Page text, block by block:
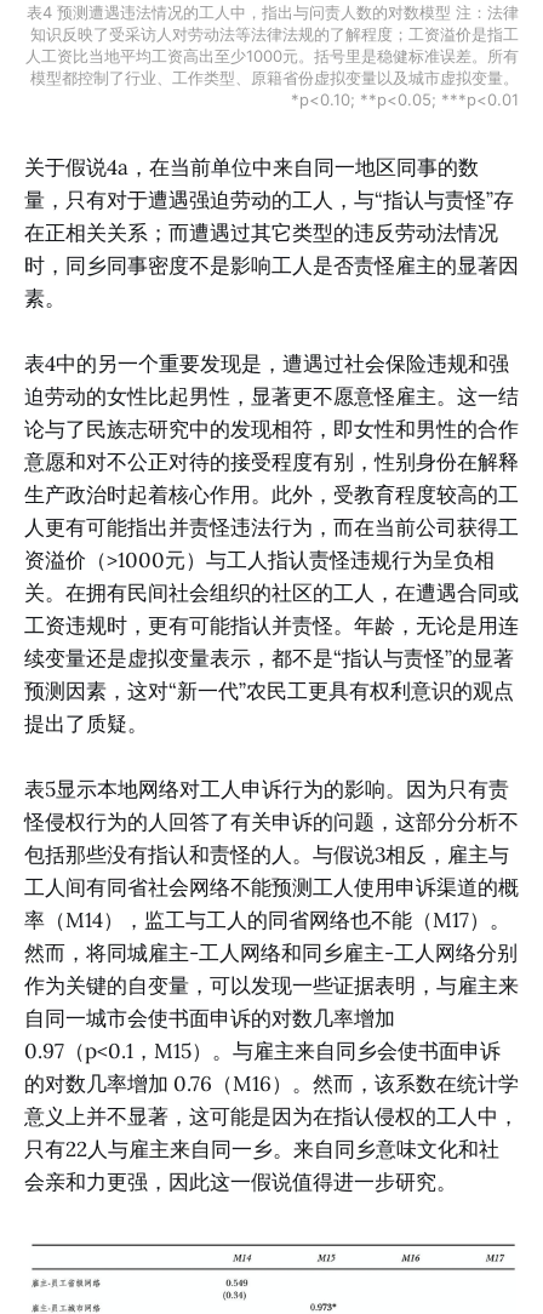
表4 预测遭遇违法情况的工人中，指出与问责人数的对数模型 注：法律
知识反映了受采访人对劳动法等法律法规的了解程度；工资溢价是指工
人工资比当地平均工资高出至少1000元。括号里是稳健标准误差。所有
模型都控制了行业、工作类型、原籍省份虚拟变量以及城市虚拟变量。
*p<0.10; **p<0.05; ***p<0.01
关于假说4a，在当前单位中来自同一地区同事的数
量，只有对于遭遇强迫劳动的工人，与“指认与责怪”存
在正相关关系；而遭遇过其它类型的违反劳动法情况
时，同乡同事密度不是影响工人是否责怪雇主的显著因
素。
表4中的另一个重要发现是，遭遇过社会保险违规和强
迫劳动的女性比起男性，显著更不愿意怪雇主。这一结
论与了民族志研究中的发现相符，即女性和男性的合作
意愿和对不公正对待的接受程度有别，性别身份在解释
生产政治时起着核心作用。此外，受教育程度较高的工
人更有可能指出并责怪违法行为，而在当前公司获得工
资溢价（>1000元）与工人指认责怪违规行为呈负相
关。在拥有民间社会组织的社区的工人，在遭遇合同或
工资违规时，更有可能指认并责怪。年龄，无论是用连
续变量还是虚拟变量表示，都不是“指认与责怪”的显著
预测因素，这对“新一代”农民工更具有权利意识的观点
提出了质疑。
表5显示本地网络对工人申诉行为的影响。因为只有责
怪侵权行为的人回答了有关申诉的问题，这部分分析不
包括那些没有指认和责怪的人。与假说3相反，雇主与
工人间有同省社会网络不能预测工人使用申诉渠道的概
率（M14），监工与工人的同省网络也不能（M17）。
然而，将同城雇主-工人网络和同乡雇主-工人网络分别
作为关键的自变量，可以发现一些证据表明，与雇主来
自同一城市会使书面申诉的对数几率增加
0.97（p<0.1，M15）。与雇主来自同乡会使书面申诉
的对数几率增加 0.76（M16）。然而，该系数在统计学
意义上并不显著，这可能是因为在指认侵权的工人中，
只有22人与雇主来自同一乡。来自同乡意味文化和社
会亲和力更强，因此这一假说值得进一步研究。